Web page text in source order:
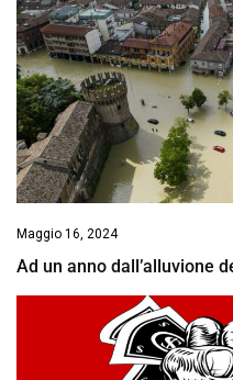
Maggio 16, 2024
Ad un anno dall’alluvione